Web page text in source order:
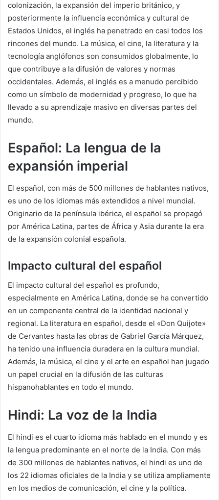
colonización, la expansión del imperio británico, y
posteriormente la influencia económica y cultural de
Estados Unidos, el inglés ha penetrado en casi todos los
rincones del mundo. La música, el cine, la literatura y la
tecnología anglófonos son consumidos globalmente, lo
que contribuye a la difusión de valores y normas
occidentales. Además, el inglés es a menudo percibido
como un símbolo de modernidad y progreso, lo que ha
llevado a su aprendizaje masivo en diversas partes del
mundo.
Español: La lengua de la
expansión imperial
El español, con más de 500 millones de hablantes nativos,
es uno de los idiomas más extendidos a nivel mundial.
Originario de la península ibérica, el español se propagó
por América Latina, partes de África y Asia durante la era
de la expansión colonial española.
Impacto cultural del español
El impacto cultural del español es profundo,
especialmente en América Latina, donde se ha convertido
en un componente central de la identidad nacional y
regional. La literatura en español, desde el «Don Quijote»
de Cervantes hasta las obras de Gabriel García Márquez,
ha tenido una influencia duradera en la cultura mundial.
Además, la música, el cine y el arte en español han jugado
un papel crucial en la difusión de las culturas
hispanohablantes en todo el mundo.
Hindi: La voz de la India
El hindi es el cuarto idioma más hablado en el mundo y es
la lengua predominante en el norte de la India. Con más
de 300 millones de hablantes nativos, el hindi es uno de
los 22 idiomas oficiales de la India y se utiliza ampliamente
en los medios de comunicación, el cine y la política.